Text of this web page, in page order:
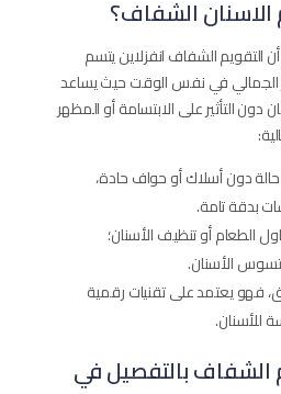
الاسنان الشفاف؟
التقويم الشفاف انفزلاين يتسم
الجمالي في نفس الوقت حيث يساعد
التأثير على الابتسامة أو المظهر
دون أسلاك أو حواف حادة،
بدقة تامة.
الطعام أو تنظيف الأسنان؛
تسوس الأسنان.
فهو يعتمد على تقنيات رقمية
للأسنان.
الشفاف​ بالتفصيل في